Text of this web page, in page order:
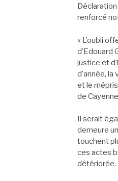
renforcé
« L’oubli
d’Edouard
justice et
d’année,
et le
de
Il serait
demeure
touchent
ces actes
détériorée.